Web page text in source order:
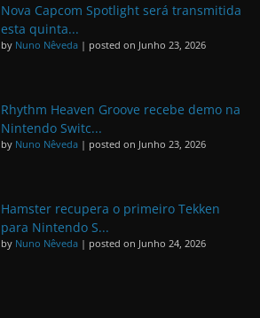
Nova Capcom Spotlight será transmitida
esta quinta...
by Nuno Nêveda | posted on Junho 23, 2026
Rhythm Heaven Groove recebe demo na
Nintendo Switc...
by Nuno Nêveda | posted on Junho 23, 2026
Hamster recupera o primeiro Tekken
para Nintendo S...
by Nuno Nêveda | posted on Junho 24, 2026